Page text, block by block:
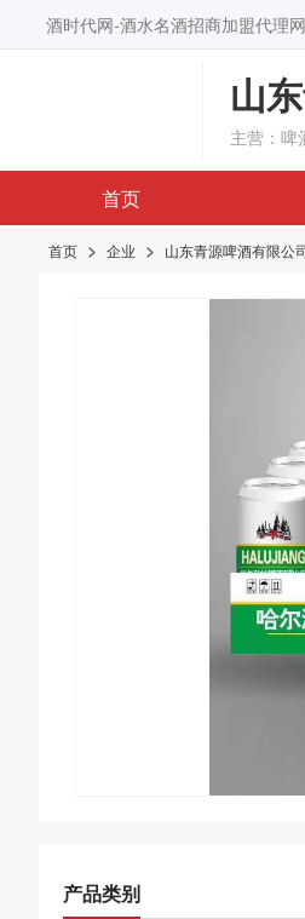
酒时代网-酒水名酒招商加盟代理
山
主营：啤
首页
首页 > 企业 > 山东青源啤酒有限公
产品类别